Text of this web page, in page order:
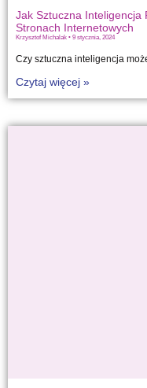
Jak Sztuczna Inteligencja
Stronach Internetowych
Krzysztof Michalak 9 stycznia, 2024
Czy sztuczna inteligencja
Czytaj więcej »